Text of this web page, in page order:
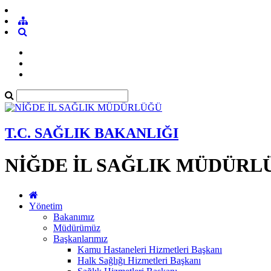
T.C. SAĞLIK BAKANLIĞI
NİĞDE İL SAĞLIK
Yönetim
Bakanımız
Müdürümüz
Başkanlarımız
Kamu Hastaneleri Hizmetleri Başkanı
Halk Sağlığı Hizmetleri Başkanı